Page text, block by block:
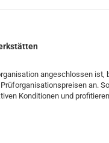
angeschlossen ist,
an.
Konditionen und